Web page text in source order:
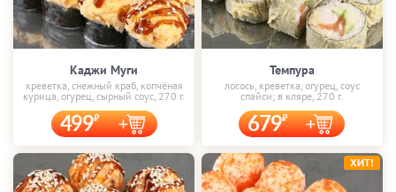
Каджи Муги
креветка, снежный краб, копчёная
курица, огурец, сырный соус, 270 г.
499
Темпура
лосось, креветка, огурец, соус
спайси; в кляре, 270 г.
679
ХИТ!